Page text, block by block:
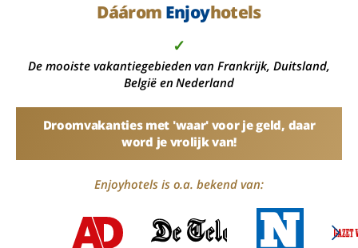
Dáárom Enjoyhotels
✓
De mooiste vakantiegebieden van Frankrijk, Duitsland,
België en Nederland
Droomvakanties met 'waar' voor je geld, daar
word je vrolijk van!
Enjoyhotels is o.a. bekend van: